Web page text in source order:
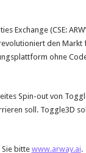
Exchange (CSE:
den
ohne
Spin-out von
soll. Toggle3D
Sie bitte www.arway.ai.